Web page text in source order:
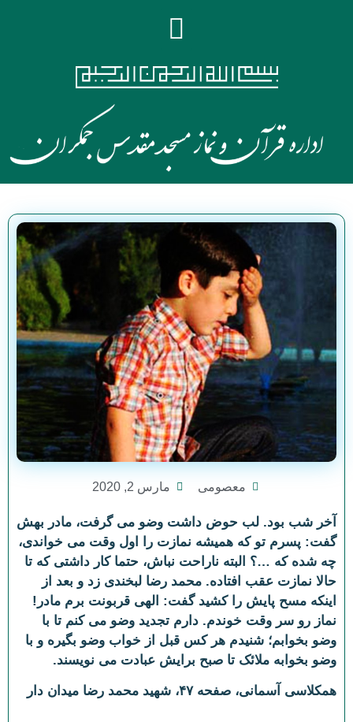
معصومی مارس 2, 2020
آخر شب بود. لب حوض داشت وضو می گرفت، مادر بهش
گفت: پسرم تو که همیشه نمازت را اول وقت می خواندی،
چه شده که …؟ البته ناراحت نباش، حتما کار داشتی که تا
حالا نمازت عقب افتاده. محمد رضا لبخندی زد و بعد از
اینکه مسح پایش را کشید گفت: الهی قربونت برم مادر!
نماز رو سر وقت خوندم. دارم تجدید وضو می کنم تا با
وضو بخوابم؛ شنیدم هر کس قبل از خواب وضو بگیره و با
وضو بخوابه ملائک تا صبح برایش عبادت می نویسند.
همکلاسی آسمانی، صفحه ۴۷، شهید محمد رضا میدان دار